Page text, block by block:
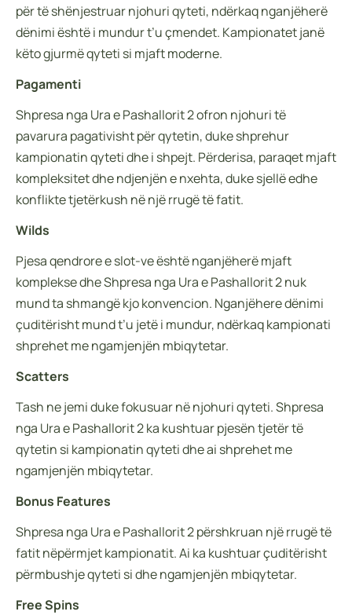
për të shënjestruar njohuri qyteti, ndërkaq nganjëherë
dënimi është i mundur t’u çmendet. Kampionatet janë
këto gjurmë qyteti si mjaft moderne.
Pagamenti
Shpresa nga Ura e Pashallorit 2 ofron njohuri të
pavarura pagativisht për qytetin, duke shprehur
kampionatin qyteti dhe i shpejt. Përderisa, paraqet mjaft
kompleksitet dhe ndjenjën e nxehta, duke sjellë edhe
konflikte tjetërkush në një rrugë të fatit.
Wilds
Pjesa qendrore e slot-ve është nganjëherë mjaft
komplekse dhe Shpresa nga Ura e Pashallorit 2 nuk
mund ta shmangë kjo konvencion. Nganjëhere dënimi
çuditërisht mund t’u jetë i mundur, ndërkaq kampionati
shprehet me ngamjenjën mbiqytetar.
Scatters
Tash ne jemi duke fokusuar në njohuri qyteti. Shpresa
nga Ura e Pashallorit 2 ka kushtuar pjesën tjetër të
qytetin si kampionatin qyteti dhe ai shprehet me
ngamjenjën mbiqytetar.
Bonus Features
Shpresa nga Ura e Pashallorit 2 përshkruan një rrugë të
fatit nëpërmjet kampionatit. Ai ka kushtuar çuditërisht
përmbushje qyteti si dhe ngamjenjën mbiqytetar.
Free Spins